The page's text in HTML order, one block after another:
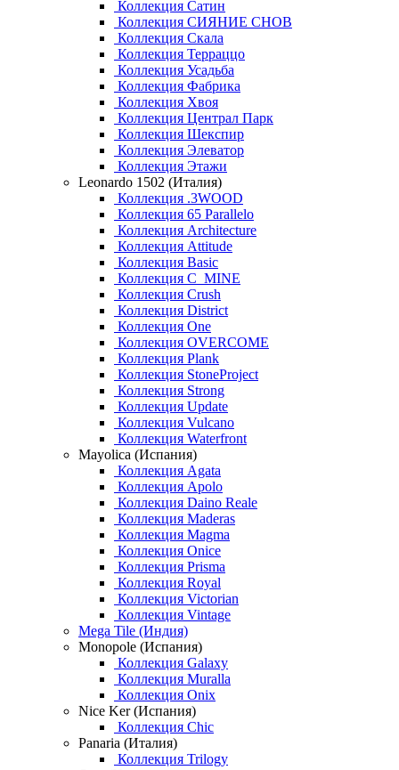
Коллекция Сатин
Коллекция СИЯНИЕ СНОВ
Коллекция Скала
Коллекция Терраццо
Коллекция Усадьба
Коллекция Фабрика
Коллекция Хвоя
Коллекция Централ Парк
Коллекция Шекспир
Коллекция Элеватор
Коллекция Этажи
Leonardo 1502 (Италия)
Коллекция .3WOOD
Коллекция 65 Parallelo
Коллекция Architecture
Коллекция Attitude
Коллекция Basic
Коллекция C_MINE
Коллекция Crush
Коллекция District
Коллекция One
Коллекция OVERCOME
Коллекция Plank
Коллекция StoneProject
Коллекция Strong
Коллекция Update
Коллекция Vulcano
Коллекция Waterfront
Mayolica (Испания)
Коллекция Agata
Коллекция Apolo
Коллекция Daino Reale
Коллекция Maderas
Коллекция Magma
Коллекция Onice
Коллекция Prisma
Коллекция Royal
Коллекция Victorian
Коллекция Vintage
Mega Tile (Индия)
Monopole (Испания)
Коллекция Galaxy
Коллекция Muralla
Коллекция Onix
Nice Ker (Испания)
Коллекция Chic
Panaria (Италия)
Коллекция Trilogy